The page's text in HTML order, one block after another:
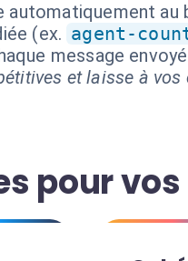
au
(ex. agent-
message
et laisse à
pour